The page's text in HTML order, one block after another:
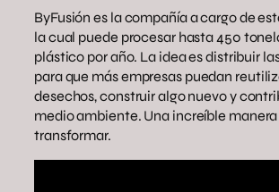
ByFusión es la compañía a cargo de
la cual puede procesar hasta 450
plástico por año. La idea es distribuir
para que más empresas puedan
desechos, construir algo nuevo y
medio ambiente. Una increíble manera
transformar.